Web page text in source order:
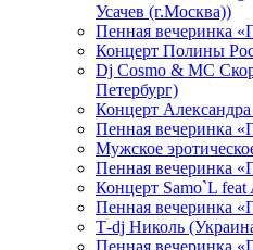
Усачев (г.Москва))
Пенная вечеринка
Концерт Полины
Dj Cosmo & МС
Петербург)
Концерт
Пенная вечеринка
Мужское
Пенная вечеринка
Концерт Samo`L feat
Пенная вечеринка
Т-dj Николь
Пенная вечеринка